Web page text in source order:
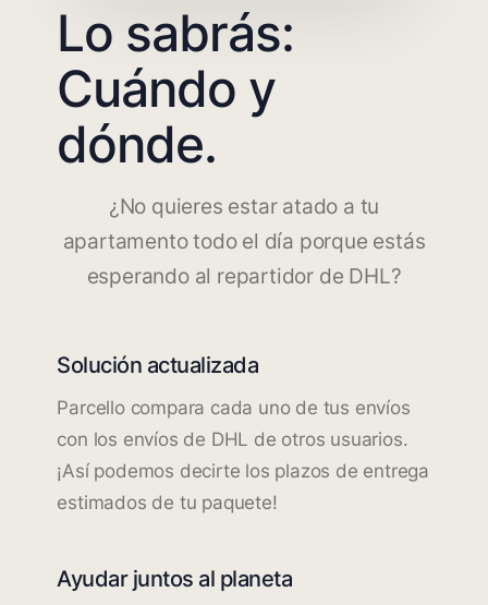
Lo sabrás:
Cuándo y
dónde.
¿No quieres estar atado a tu
apartamento todo el día porque estás
esperando al repartidor de DHL?
Solución actualizada
Parcello compara cada uno de tus envíos
con los envíos de DHL de otros usuarios.
¡Así podemos decirte los plazos de entrega
estimados de tu paquete!
Ayudar juntos al planeta